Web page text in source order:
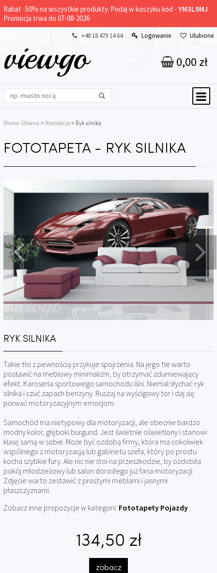
Rabat -50% na wszystkie produkty. Podaj w koszyku kod - YM3L9MJ
Promocja trwa do 07-08-2026
+48 18 479 14 64 Logowanie Ulubione
viewgo 0,00 zł
Strona Główna Aranżacje Ryk silnika
FOTOTAPETA - RYK SILNIKA
RYK SILNIKA
Takie tło z pewnością przykuje spojrzenia. Na jego tle warto
postawić na meblowy minimalizm, by otrzymać zdumiewający
efekt. Karoseria sportowego samochodu lśni. Niemal słychać ryk
silnika i czuć zapach benzyny. Ruszaj na wyścigowy tor i daj się
porwać motoryzacyjnym emocjom.
Samochód ma nietypowy dla motoryzacji, ale obecnie bardzo
modny kolor, głęboki burgund. Jest świetnie oświetlony i stanowi
klasę samą w sobie. Może być ozdobą firmy, która ma cokolwiek
wspólnego z motoryzacją lub gabinetu szefa, który po prostu
kocha szybkie fury. Ale nic nie stoi na przeszkodzie, by ozdobiła
pokój młodzieżowy lub salon dorosłego już fana motoryzacji.
Zdjęcie warto zestawić z prostymi meblami i jasnymi
płaszczyznami.
Zobacz inne propozycje w kategorii: Fototapety Pojazdy
134,50 zł
zobacz